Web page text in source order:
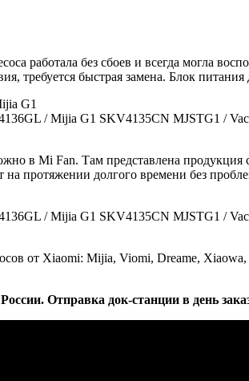
работала без сбоев и всегда могла
требуется быстрая замена. Блок
/ Mijia G1 SKV4135CN MJSTG1 /
в Mi Fan. Там представлена продукция
на протяжении долгого времени без
/ Mijia G1 SKV4135CN MJSTG1 /
от Xiaomi: Mijia, Viomi, Dreame,
Отправка док-станции в день